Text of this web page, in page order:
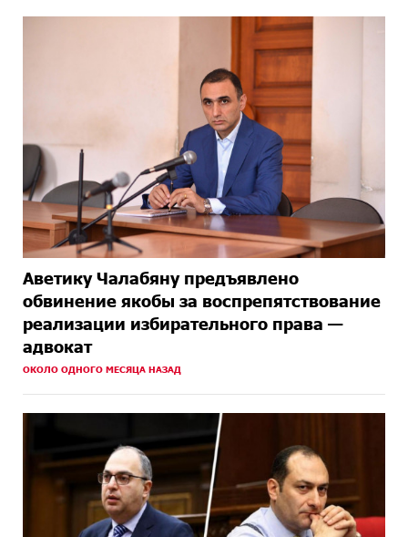
Аветику Чалабяну предъявлено
обвинение якобы за воспрепятствование
реализации избирательного права —
адвокат
ОКОЛО ОДНОГО МЕСЯЦА НАЗАД